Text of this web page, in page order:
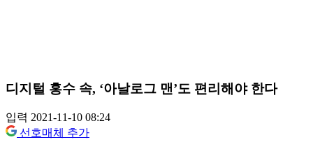
디지털 홍수 속, ‘아날로그 맨’도 편리해야 한다
입력 2021-11-10 08:24
선호매체 추가